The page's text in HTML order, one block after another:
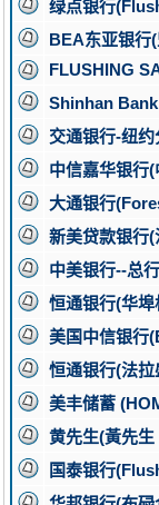
绿点银行
BEA东亚银行
FLUSHING
Shinhan
交通银行-纽
中信嘉华银行
大通银行
新美贷款银行
中美银行--总
恒通银行(华
美国中信银行
恒通银行(法
美丰储蓄
黄先生(黃先
国泰银行